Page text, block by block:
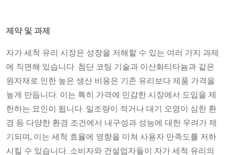
제약 및 과제
자가 세척 유리 시장은 성장을 저해할 수 있는 여러 가지 과제
에 직면해 있습니다. 첨단 코팅 기술과 이산화티타늄과 같은
원자재로 인한 높은 생산 비용은 기존 유리보다 제품 가격을
높게 만듭니다. 이는 특히 가격에 민감한 시장에서 도입을 제
한하는 요인이 됩니다. 일조량이 적거나 대기 오염이 심한 환
경 등 다양한 환경 조건에서 내구성과 성능에 대한 우려가 제
기되며, 이는 세척 효율에 영향을 미쳐 사용자 만족도를 저하
시킬 수 있습니다. 소비자와 건설업자들이 자가 세척 유리의